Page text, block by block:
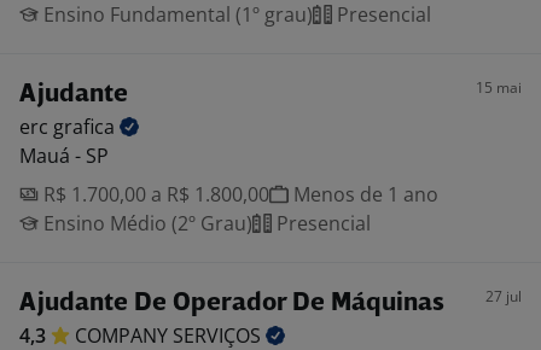
Ensino Fundamental (1º grau)
Presencial
Ajudante 15 mai
erc grafica
Mauá - SP
R$ 1.700,00 a R$ 1.800,00
Menos de 1 ano
Ensino Médio (2º Grau)
Presencial
Ajudante De Operador De Máquinas 27 jul
4,3 COMPANY SERVIÇOS